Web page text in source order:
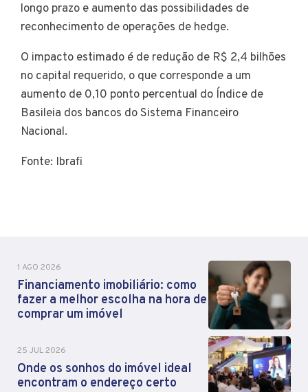
longo prazo e aumento das possibilidades de
reconhecimento de operações de hedge.
O impacto estimado é de redução de R$ 2,4 bilhões
no capital requerido, o que corresponde a um
aumento de 0,10 ponto percentual do Índice de
Basileia dos bancos do Sistema Financeiro
Nacional.
Fonte: Ibrafi
1 AGO 2026
Financiamento imobiliário: como
fazer a melhor escolha na hora de
comprar um imóvel
25 JUL 2026
Onde os sonhos do imóvel ideal
encontram o endereço certo